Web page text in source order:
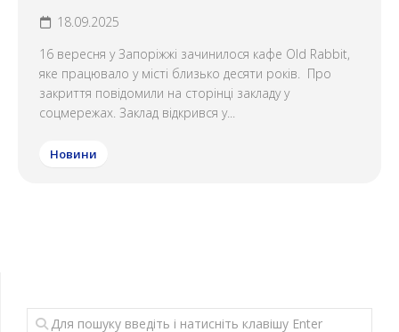
18.09.2025
16 вересня у Запоріжжі зачинилося кафе Old Rabbit,
яке працювало у місті близько десяти років. Про
закриття повідомили на сторінці закладу у
соцмережах. Заклад відкрився у...
Новини